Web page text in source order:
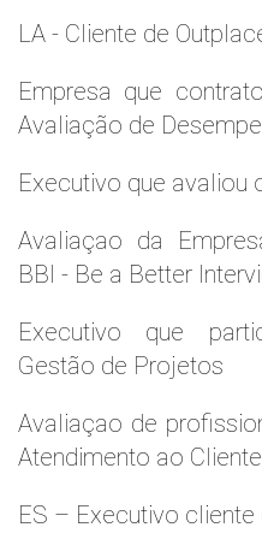
LA - Cliente de
Empresa que
Avaliação de
Executivo que avaliou
Avaliaçao da
BBI - Be a Better
Executivo que
Gestão de Projetos
Avaliaçao de
Atendimento ao Cliente
ES – Executivo